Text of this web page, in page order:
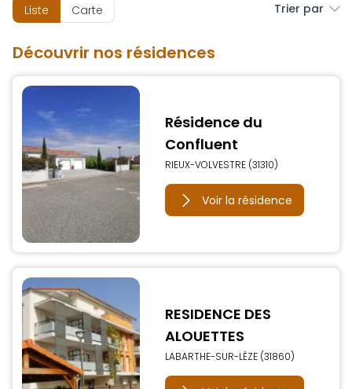
Liste Carte Trier par
Découvrir nos résidences
Résidence du
Confluent
RIEUX-VOLVESTRE (31310)
Voir la résidence
RESIDENCE DES
ALOUETTES
LABARTHE-SUR-LÈZE (31860)